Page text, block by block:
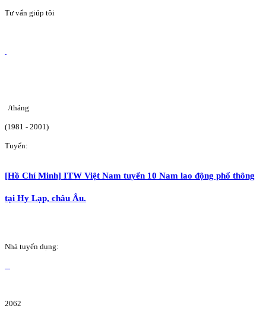
Tư vấn giúp tôi
/tháng
(1981 - 2001)
Tuyển:
[Hồ Chí Minh] ITW Việt Nam tuyển 10 Nam lao động phổ thông
tại Hy Lạp, châu Âu.
Nhà tuyển dụng:
2062